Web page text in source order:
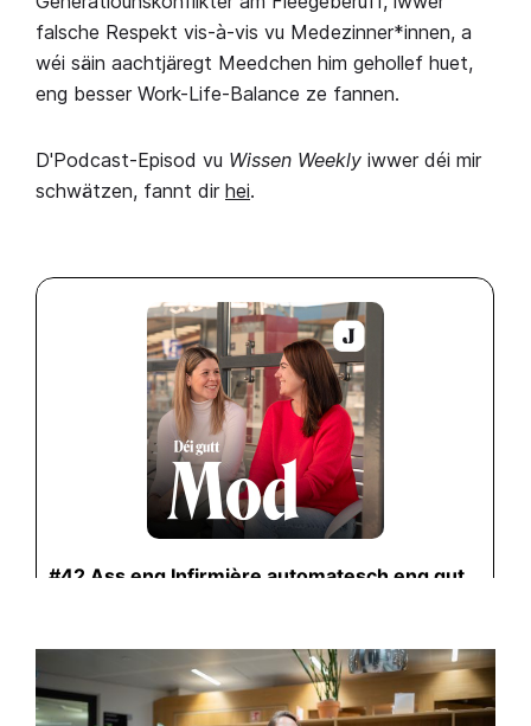
falsche Respekt vis-à-vis vu Medezinner*innen, a
wéi säin aachtjäregt Meedchen him gehollef huet,
eng besser Work-Life-Balance ze fannen.
D'Podcast-Episod vu Wissen Weekly iwwer déi mir
schwätzen, fannt dir hei.